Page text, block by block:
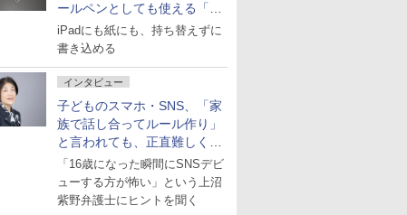
ールペンとしても使える「ス
タイラスツーウェイ」発売
iPadにも紙にも、持ち替えずに
書き込める
インタビュー
子どものスマホ・SNS、「家
族で話し合ってルール作り」
と言われても、正直難しくな
いですか？
「16歳になった瞬間にSNSデビ
ューする方が怖い」という上沼
紫野弁護士にヒントを聞く